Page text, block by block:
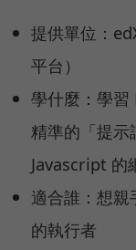
提供單位：
平台）
學什麼：學
精準的「提示
Javascript 的
適合誰：想
的執行者